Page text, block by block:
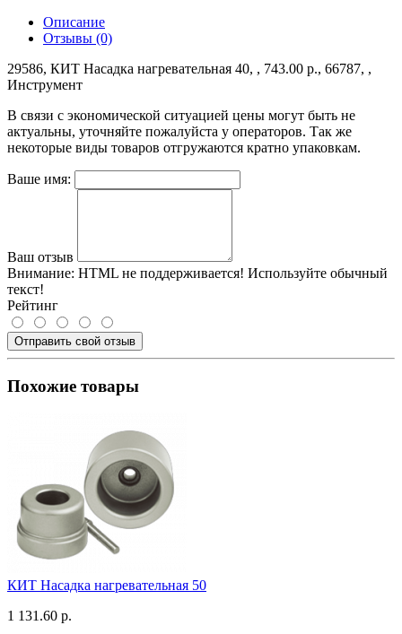
Описание
Отзывы (0)
29586, КИТ Насадка нагревательная 40, , 743.00 р., 66787, ,
Инструмент
В связи с экономической ситуацией цены могут быть не
актуальны, уточняйте пожалуйста у операторов. Так же
некоторые виды товаров отгружаются кратно упаковкам.
Ваше имя:
Ваш отзыв
Внимание: HTML не поддерживается! Используйте обычный
текст!
Рейтинг
Отправить свой отзыв
Похожие товары
КИТ Насадка нагревательная 50
1 131.60 р.